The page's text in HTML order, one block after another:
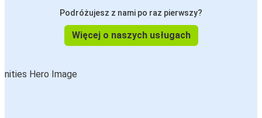
Podróżujesz z nami po raz pierwszy?
Więcej o naszych usługach